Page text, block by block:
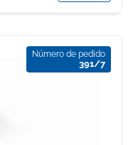
Número de pedido
391/7